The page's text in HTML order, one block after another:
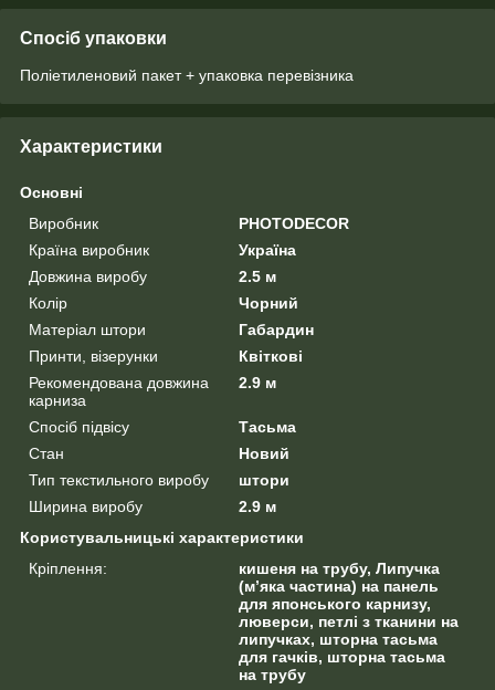
Спосіб упаковки
Поліетиленовий пакет + упаковка перевізника
Характеристики
Основні
Виробник
PHOTODECOR
Країна виробник
Україна
Довжина виробу
2.5 м
Колір
Чорний
Матеріал штори
Габардин
Принти, візерунки
Квіткові
Рекомендована довжина
карниза
2.9 м
Спосіб підвісу
Тасьма
Стан
Новий
Тип текстильного виробу
штори
Ширина виробу
2.9 м
Користувальницькі характеристики
Кріплення:
кишеня на трубу, Липучка
(м’яка частина) на панель
для японського карнизу,
люверси, петлі з тканини на
липучках, шторна тасьма
для гачків, шторна тасьма
на трубу